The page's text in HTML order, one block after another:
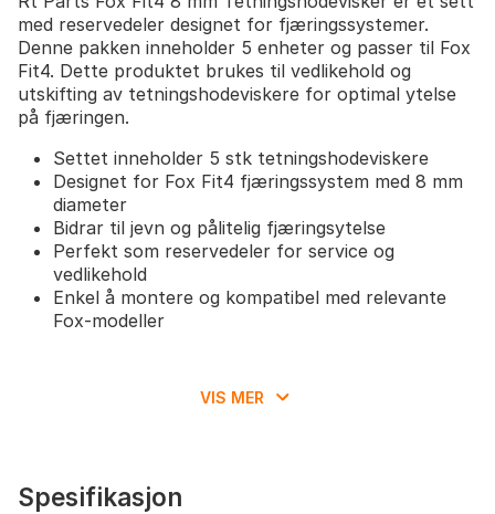
med reservedeler designet for fjæringssystemer.
Denne pakken inneholder 5 enheter og passer til Fox
Fit4. Dette produktet brukes til vedlikehold og
utskifting av tetningshodeviskere for optimal ytelse
på fjæringen.
Settet inneholder 5 stk tetningshodeviskere
Designet for Fox Fit4 fjæringssystem med 8 mm
diameter
Bidrar til jevn og pålitelig fjæringsytelse
Perfekt som reservedeler for service og
vedlikehold
Enkel å montere og kompatibel med relevante
Fox-modeller
VIS MER
Spesifikasjon